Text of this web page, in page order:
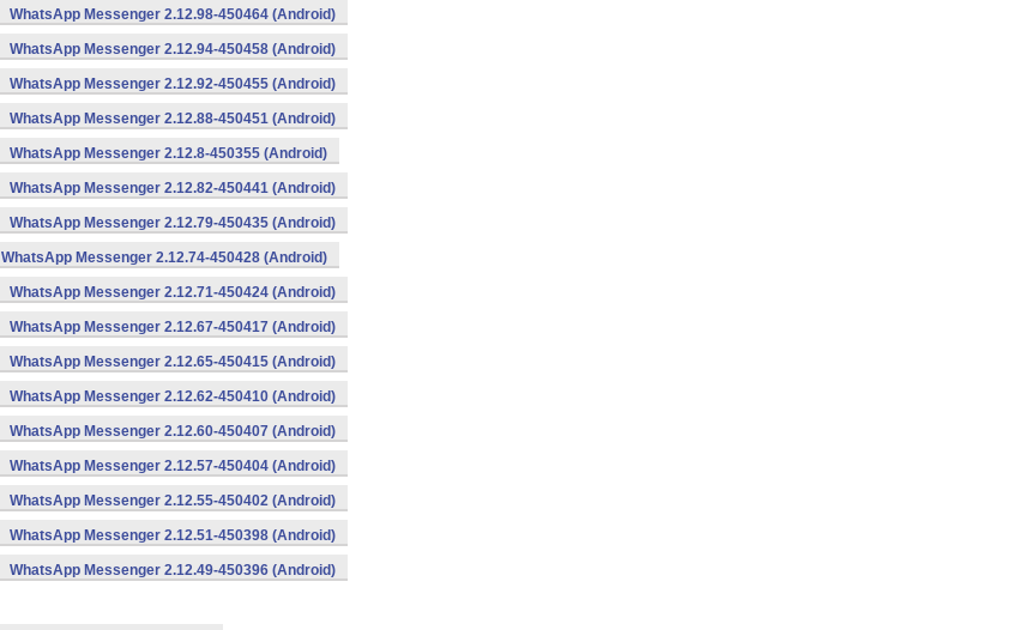
WhatsApp Messenger 2.12.98-450464 (Android)
WhatsApp Messenger 2.12.94-450458 (Android)
WhatsApp Messenger 2.12.92-450455 (Android)
WhatsApp Messenger 2.12.88-450451 (Android)
WhatsApp Messenger 2.12.8-450355 (Android)
WhatsApp Messenger 2.12.82-450441 (Android)
WhatsApp Messenger 2.12.79-450435 (Android)
WhatsApp Messenger 2.12.74-450428 (Android)
WhatsApp Messenger 2.12.71-450424 (Android)
WhatsApp Messenger 2.12.67-450417 (Android)
WhatsApp Messenger 2.12.65-450415 (Android)
WhatsApp Messenger 2.12.62-450410 (Android)
WhatsApp Messenger 2.12.60-450407 (Android)
WhatsApp Messenger 2.12.57-450404 (Android)
WhatsApp Messenger 2.12.55-450402 (Android)
WhatsApp Messenger 2.12.51-450398 (Android)
WhatsApp Messenger 2.12.49-450396 (Android)